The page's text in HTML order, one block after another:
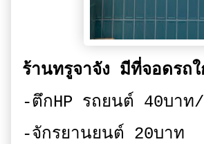
ร้านทรูจาจัง มีที่จอดรถ
-ตึกHP รถยนต์ 40บาท
-จักรยานยนต์ 20บาท